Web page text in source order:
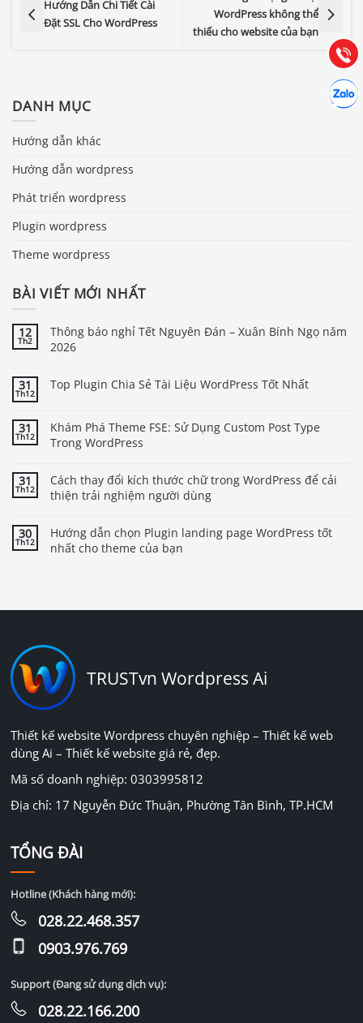
Hướng Dẫn Chi Tiết Cài
Đặt SSL Cho WordPress
WordPress không thể
thiếu cho website của bạn
DANH MỤC
Hướng dẫn khác
Hướng dẫn wordpress
Phát triển wordpress
Plugin wordpress
Theme wordpress
BÀI VIẾT MỚI NHẤT
12
Th2
Thông báo nghỉ Tết Nguyên Đán – Xuân Bính Ngọ năm
2026
31
Th12
Top Plugin Chia Sẻ Tài Liệu WordPress Tốt Nhất
31
Th12
Khám Phá Theme FSE: Sử Dụng Custom Post Type
Trong WordPress
31
Th12
Cách thay đổi kích thước chữ trong WordPress để cải
thiện trải nghiệm người dùng
30
Th12
Hướng dẫn chọn Plugin landing page WordPress tốt
nhất cho theme của bạn
TRUSTvn Wordpress Ai
Thiết kế website Wordpress chuyên nghiệp – Thiết kế web
dùng Ai – Thiết kế website giá rẻ, đẹp.
Mã số doanh nghiệp: 0303995812
Địa chỉ: 17 Nguyễn Đức Thuận, Phường Tân Bình, TP.HCM
TỔNG ĐÀI
Hotline (Khách hàng mới):
028.22.468.357
0903.976.769
Support (Đang sử dụng dịch vụ):
028.22.166.200
Gọi
Hướng dẫn & Hỗ trợ:
(028) 22.166.144
Chát